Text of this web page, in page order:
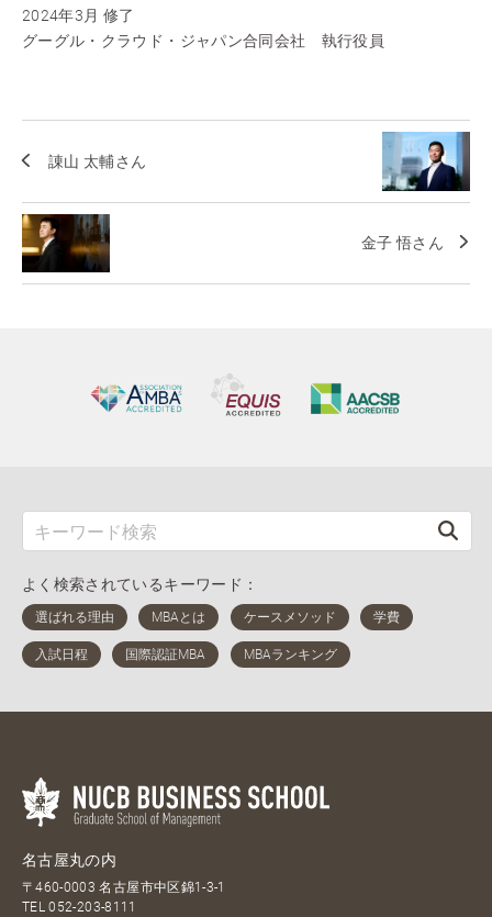
2024年3月 修了
グーグル・クラウド・ジャパン合同会社 執行役員
諌山 太輔さん
金子 悟さん
よく検索されているキーワード：
名古屋丸の内
〒460-0003 名古屋市中区錦1-3-1
TEL052-203-8111